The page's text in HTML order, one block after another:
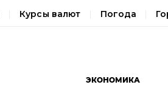
Курсы валют Погода
ЭКОНОМИКА